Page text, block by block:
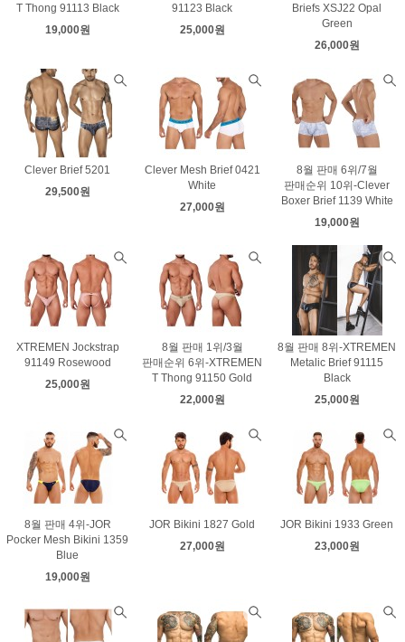
T Thong 91113 Black
19,000원
91123 Black
25,000원
Briefs XSJ22 Opal
Green
26,000원
Clever Brief 5201
29,500원
Clever Mesh Brief 0421
White
27,000원
8월 판매 6위/7월
판매순위 10위-Clever
Boxer Brief 1139 White
19,000원
XTREMEN Jockstrap
91149 Rosewood
25,000원
8월 판매 1위/3월
판매순위 6위-XTREMEN
T Thong 91150 Gold
22,000원
8월 판매 8위-XTREMEN
Metalic Brief 91115
Black
25,000원
8월 판매 4위-JOR
Pocker Mesh Bikini 1359
Blue
19,000원
JOR Bikini 1827 Gold
27,000원
JOR Bikini 1933 Green
23,000원